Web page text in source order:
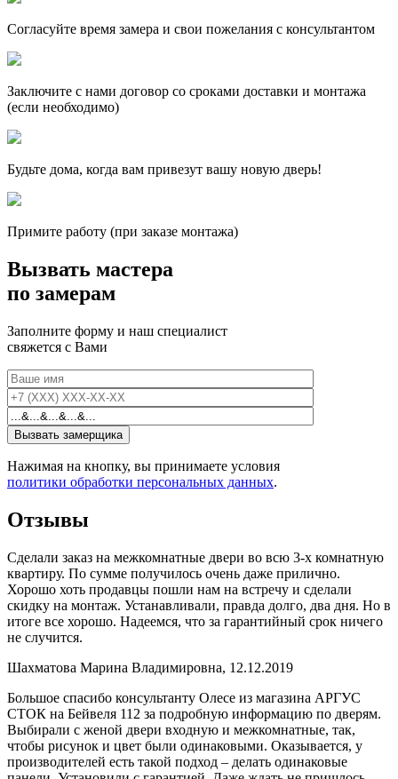
Согласуйте время замера и свои пожелания с консультантом
Заключите с нами договор со сроками доставки и монтажа
(если необходимо)
Будьте дома, когда вам привезут вашу новую дверь!
Примите работу (при заказе монтажа)
Вызвать мастера
по замерам
Заполните форму и наш специалист
свяжется с Вами
Нажимая на кнопку, вы принимаете условия
политики обработки персональных данных.
Отзывы
Сделали заказ на межкомнатные двери во всю 3-х комнатную
квартиру. По сумме получилось очень даже прилично.
Хорошо хоть продавцы пошли нам на встречу и сделали
скидку на монтаж. Устанавливали, правда долго, два дня. Но в
итоге все хорошо. Надеемся, что за гарантийный срок ничего
не случится.
Шахматова Марина Владимировна, 12.12.2019
Большое спасибо консультанту Олесе из магазина АРГУС
СТОК на Бейвеля 112 за подробную информацию по дверям.
Выбирали с женой двери входную и межкомнатные, так,
чтобы рисунок и цвет были одинаковыми. Оказывается, у
производителей есть такой подход – делать одинаковые